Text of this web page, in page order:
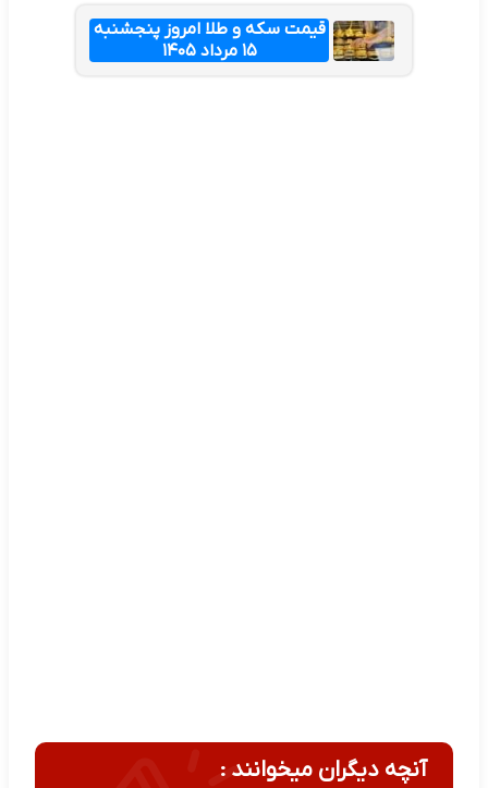
قیمت سکه و طلا امروز پنجشنبه
۱۵ مرداد ۱۴۰۵
آنچه دیگران میخوانند :